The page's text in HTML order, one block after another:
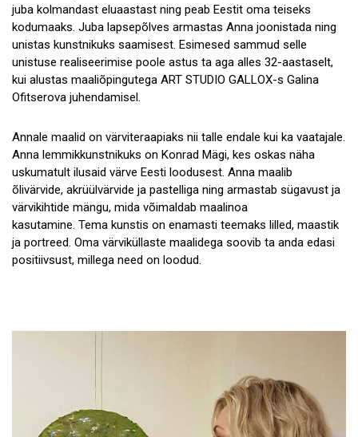
juba kolmandast eluaastast ning peab Eestit oma teiseks
kodumaaks. Juba lapsepõlves armastas Anna joonistada ning
unistas kunstnikuks saamisest. Esimesed sammud selle
unistuse realiseerimise poole astus ta aga alles 32-aastaselt,
kui alustas maaliõpingutega ART STUDIO GALLOX-s Galina
Ofitserova juhendamisel.
Annale maalid on värviteraapiaks nii talle endale kui ka vaatajale.
Anna lemmikkunstnikuks on Konrad Mägi, kes oskas näha
uskumatult ilusaid värve Eesti loodusest. Anna maalib
õlivärvide, akrüülvärvide ja pastelliga ning armastab sügavust ja
värvikihtide mängu, mida võimaldab maalinoa
kasutamine. Tema kunstis on enamasti teemaks lilled, maastik
ja portreed. Oma värviküllaste maalidega soovib ta anda edasi
positiivsust, millega need on loodud.